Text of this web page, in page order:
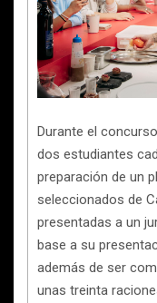
Durante el
dos estudiantes
preparación de un
seleccionados de
presentadas a un
base a su
además de ser
unas treinta